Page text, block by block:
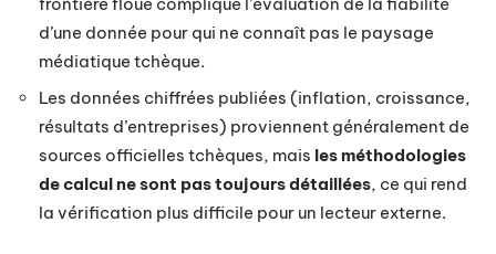
d’une donnée pour qui ne connaît pas le paysage
médiatique tchèque.
Les données chiffrées publiées (inflation, croissance,
résultats d’entreprises) proviennent généralement de
sources officielles tchèques, mais les méthodologies
de calcul ne sont pas toujours détaillées, ce qui rend
la vérification plus difficile pour un lecteur externe.